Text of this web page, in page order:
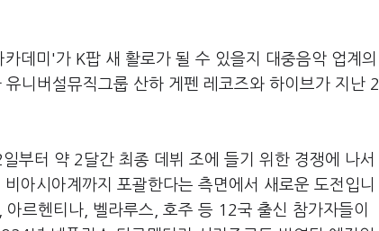
데미 '가 K팝 새 활로가 될 수 있을지 대중음악 업계의
니버설뮤직그룹 산하 게펜 레코즈와 하이브가 지난 2
일부터 약 2 달간 최종 데뷔 조에 들기 위한 경쟁에 나서
비아시아계까지 포괄한다는 측면에서 새로운 도전입니
아르헨티나 벨라루스 호주 등 12국 출신 참가자들이